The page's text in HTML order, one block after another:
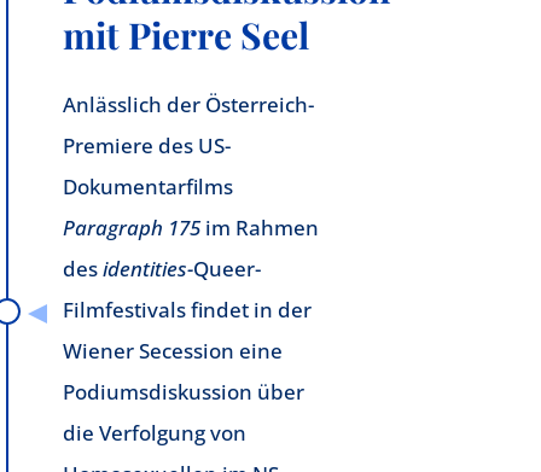
mit Pierre Seel
Anlässlich der Österreich-
Premiere des US-
Dokumentarfilms
Paragraph 175 im Rahmen
desidentities-Queer-
Filmfestivals findet in der
Wiener Secession eine
Podiumsdiskussion über
die Verfolgung von